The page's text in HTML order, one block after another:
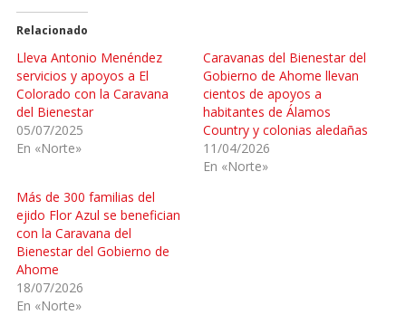
Relacionado
Lleva Antonio Menéndez
servicios y apoyos a El
Colorado con la Caravana
del Bienestar
05/07/2025
En «Norte»
Caravanas del Bienestar del
Gobierno de Ahome llevan
cientos de apoyos a
habitantes de Álamos
Country y colonias aledañas
11/04/2026
En «Norte»
Más de 300 familias del
ejido Flor Azul se benefician
con la Caravana del
Bienestar del Gobierno de
Ahome
18/07/2026
En «Norte»